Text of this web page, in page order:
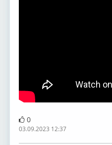
0
03.09.2023 12:37